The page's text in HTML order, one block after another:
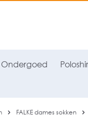
Ondergoed
FALKE dames sokken